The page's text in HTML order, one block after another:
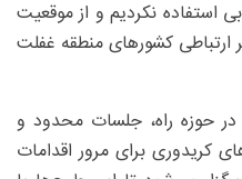
استفاده نکردیم و از موقعیت
ارتباطی کشورهای منطقه غفلت
در حوزه راه، جلسات محدود و
کریدوری برای مرور اقدامات